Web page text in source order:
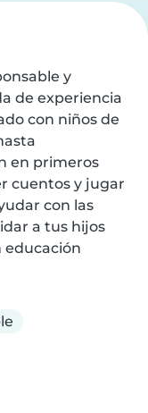
y
de experiencia
con niños de
en primeros
cuentos y jugar
con las
a tus hijos
educación